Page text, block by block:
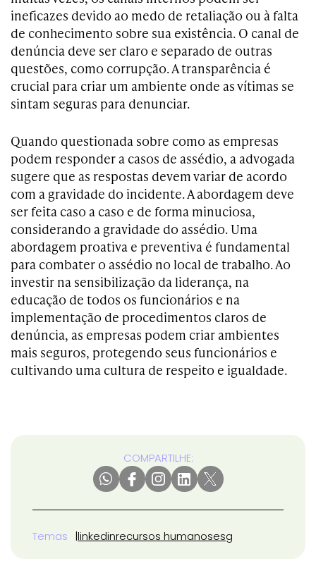
ineficazes devido ao medo de retaliação ou à falta
de conhecimento sobre sua existência. O canal de
denúncia deve ser claro e separado de outras
questões, como corrupção. A transparência é
crucial para criar um ambiente onde as vítimas se
sintam seguras para denunciar.
Quando questionada sobre como as empresas
podem responder a casos de assédio, a advogada
sugere que as respostas devem variar de acordo
com a gravidade do incidente. A abordagem deve
ser feita caso a caso e de forma minuciosa,
considerando a gravidade do assédio. Uma
abordagem proativa e preventiva é fundamental
para combater o assédio no local de trabalho. Ao
investir na sensibilização da liderança, na
educação de todos os funcionários e na
implementação de procedimentos claros de
denúncia, as empresas podem criar ambientes
mais seguros, protegendo seus funcionários e
cultivando uma cultura de respeito e igualdade.
COMPARTILHE:
Temas linkedinrecursos humanosesg